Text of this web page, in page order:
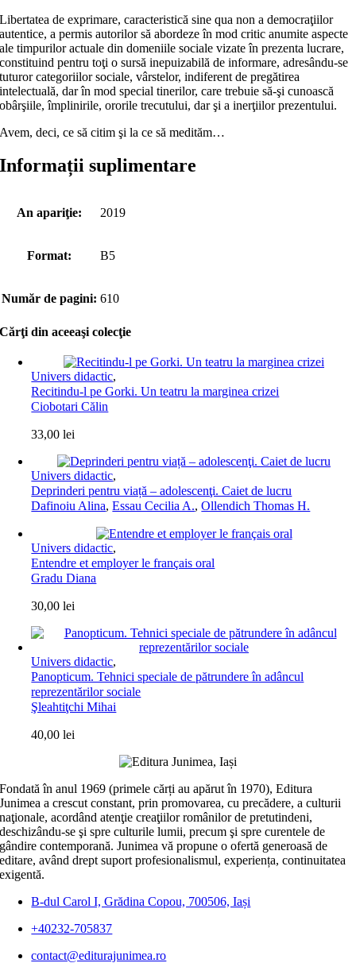
Libertatea de exprimare, caracteristică sine qua non a democraţiilor
autentice, a permis autorilor să abordeze în mod critic anumite aspecte
ale timpurilor actuale din domeniile sociale vizate în prezenta lucrare,
constituind pentru toţi o sursă inepuizabilă de informare, adresându-se
tuturor categoriilor sociale, vârstelor, indiferent de pregă­tirea
intelectuală, dar în mod special tinerilor, care trebuie să-şi cunoască
obârşiile, împlinirile, ororile trecutului, dar şi a inerţiilor prezentului.
Avem, deci, ce să citim şi la ce să medităm…
Informații suplimentare
An apariţie: 2019
Format: B5
Număr de pagini: 610
Cărţi din aceeaşi colecţie
Univers didactic,
Recitindu-l pe Gorki. Un teatru la marginea crizei
Ciobotari Călin
33,00lei
Univers didactic,
Deprinderi pentru viață – adolescenţi. Caiet de lucru
Dafinoiu Alina,Essau Cecilia A.,Ollendich Thomas H.
Univers didactic,
Entendre et employer le français oral
Gradu Diana
30,00lei
Univers didactic,
Panopticum. Tehnici speciale de pătrundere în adâncul
reprezentărilor sociale
Şleahtiţchi Mihai
40,00lei
Fondată în anul 1969 (primele cărți au apărut în 1970), Editura
Junimea a crescut constant, prin promovarea, cu precădere, a culturii
naţionale, acordând atenţie creaţiilor românilor de pretutindeni,
deschizându-se şi spre culturile lumii, precum şi spre curentele de
gândire contemporană. Junimea vă propune o ofertă generoasă de
editare, având drept suport profesionalismul, experiența, continuitatea
exigentă.
B-dul Carol I, Grădina Copou, 700506, Iași
+40232-705837
contact@editurajunimea.ro